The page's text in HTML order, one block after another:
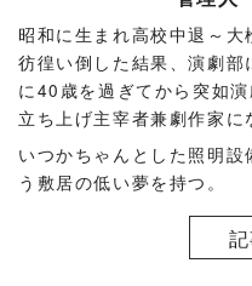
昭和に生まれ高校中退～
彷徨い倒した結果、演劇
に40歳を過ぎてから突如
立ち上げ主宰者兼劇作家に
いつかちゃんとした照明
う敷居の低い夢を持つ。